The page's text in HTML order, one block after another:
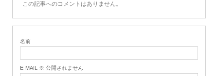
この記事へのコメントはありません。
名前
E-MAIL ※ 公開されません